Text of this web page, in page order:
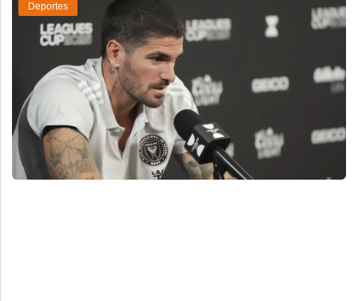
Columna
México
Arizona
Internacional
Deportes